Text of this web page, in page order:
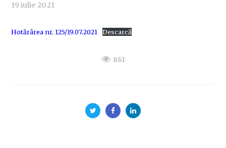
19 iulie 2021
Hotărârea nr. 125/19.07.2021 Descarcă
861